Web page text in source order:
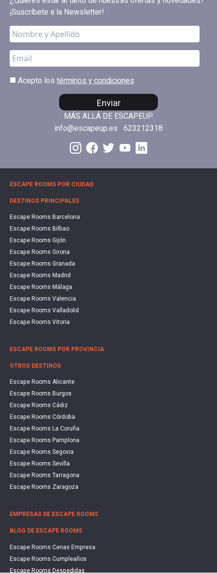
¡Suscríbete a la Newsletter!
Acepto los términos y condiciones
Enviar
MÁS ALLÁ DE ESCAPEUP
info@escapeup.es 623212318
ESCAPE ROOMS POR CIUDAD
DESTINOS PRINCIPALES
Escape Rooms Barcelona
Escape Rooms Bilbao
Escape Rooms Gijón
Escape Rooms Girona
Escape Rooms Granada
Escape Rooms Madrid
Escape Rooms Málaga
Escape Rooms Valencia
Escape Rooms Valladolid
Escape Rooms Vitoria
ESCAPE ROOMS POR PROVINCIA
OTROS DESTINOS
Escape Rooms Alicante
Escape Rooms Burgos
Escape Rooms Cádiz
Escape Rooms Córdoba
Escape Rooms La Coruña
Escape Rooms Pamplona
Escape Rooms Segovia
Escape Rooms Sevilla
Escape Rooms Tarragona
Escape Rooms Zaragoza
EMPRESAS DE ESCAPE ROOMS
BLOG DE ESCAPE ROOMS
Escape Rooms Cenas Empresa
Escape Rooms Cumpleaños
Escape Rooms Despedidas